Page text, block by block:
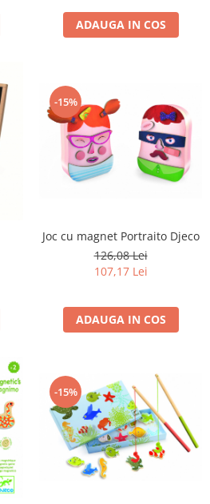
ADAUGA IN COS
-15%
Joc cu magnet Portraito Djeco
126,08 Lei
107,17 Lei
ADAUGA IN COS
-15%